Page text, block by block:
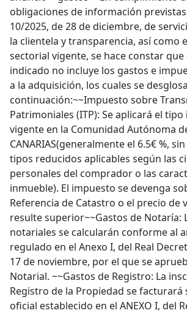
obligaciones de información previstas
10/2025, de 28 de diciembre, de
la clientela y transparencia, así como
sectorial vigente, se hace constar que
indicado no incluye los gastos e
a la adquisición, los cuales se
continuación:~~Impuesto sobre
Patrimoniales (ITP): Se aplicará el
vigente en la Comunidad Autónoma
CANARIAS(generalmente el 6.5€ %,
tipos reducidos aplicables según las
personales del comprador o las
inmueble). El impuesto se devenga
Referencia de Catastro o el precio de
resulte superior~~Gastos de Notaría:
notariales se calcularán conforme al
regulado en el Anexo I, del Real
17 de noviembre, por el que se
Notarial. ~~Gastos de Registro: La
Registro de la Propiedad se facturará
oficial establecido en el ANEXO I, del